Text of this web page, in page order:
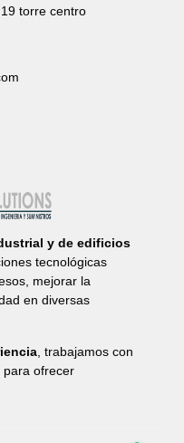
torre centro
y de edificios
tecnológicas
mejorar la
en diversas
, trabajamos con
para ofrecer